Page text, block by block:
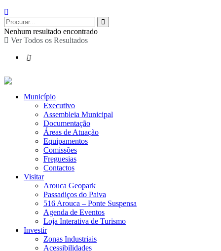
Nenhum resultado encontrado
Ver Todos os Resultados
Município
Executivo
Assembleia Municipal
Documentação
Áreas de Atuação
Equipamentos
Comissões
Freguesias
Contactos
Visitar
Arouca Geopark
Passadiços do Paiva
516 Arouca – Ponte Suspensa
Agenda de Eventos
Loja Interativa de Turismo
Investir
Zonas Industriais
Acessibilidades